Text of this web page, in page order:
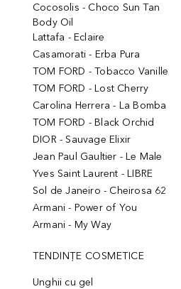
Cocosolis - Choco Sun Tan
Body Oil
Lattafa - Eclaire
Casamorati - Erba Pura
TOM FORD - Tobacco Vanille
TOM FORD - Lost Cherry
Carolina Herrera - La Bomba
TOM FORD - Black Orchid
DIOR - Sauvage Elixir
Jean Paul Gaultier - Le Male
Yves Saint Laurent - LIBRE
Sol de Janeiro - Cheirosa 62
Armani - Power of You
Armani - My Way
TENDINȚE COSMETICE
Unghii cu gel